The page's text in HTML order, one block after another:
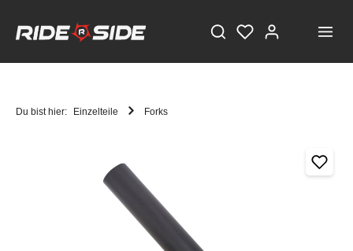
Du bist hier: Einzelteile Forks